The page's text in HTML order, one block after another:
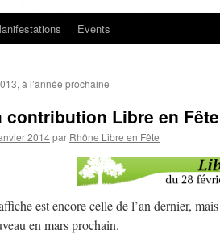
Events
à l’année prochaine
contribution Libre en
2014par Rhône Libre en Fête
est encore celle de l’an dernier,
en mars prochain.